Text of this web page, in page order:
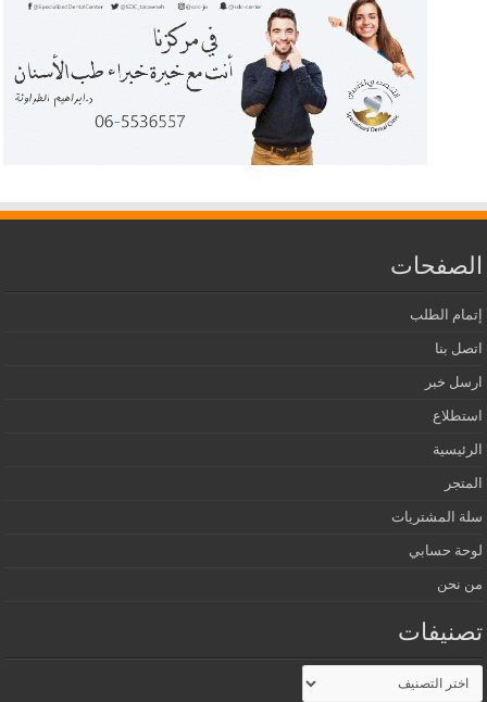
الصفحات
إتمام الطلب
اتصل بنا
ارسل خبر
استطلاع
الرئيسية
المتجر
سلة المشتريات
لوحة حسابي
من نحن
تصنيفات
تصنيفات